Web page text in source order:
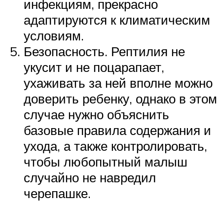
инфекциям, прекрасно
адаптируются к климатическим
условиям.
Безопасность. Рептилия не
укусит и не поцарапает,
ухаживать за ней вполне можно
доверить ребенку, однако в этом
случае нужно объяснить
базовые правила содержания и
ухода, а также контролировать,
чтобы любопытный малыш
случайно не навредил
черепашке.